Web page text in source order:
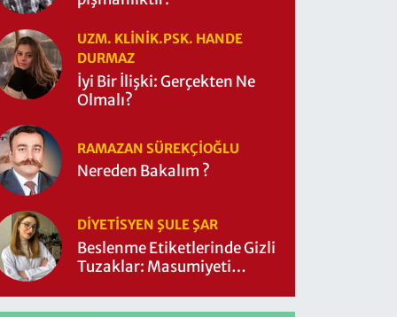
UZM. KLINIK.PSK. HANDE
DURMAZ
İyi Bir İlişki: Gerçekten Ne
Olmalı?
RAMAZAN SÜREKÇIOĞLU
Nereden Bakalım ?
DIYETISYEN ŞULE ŞAR
Beslenme Etiketlerinde Gizli
Tuzaklar: Masumiyeti